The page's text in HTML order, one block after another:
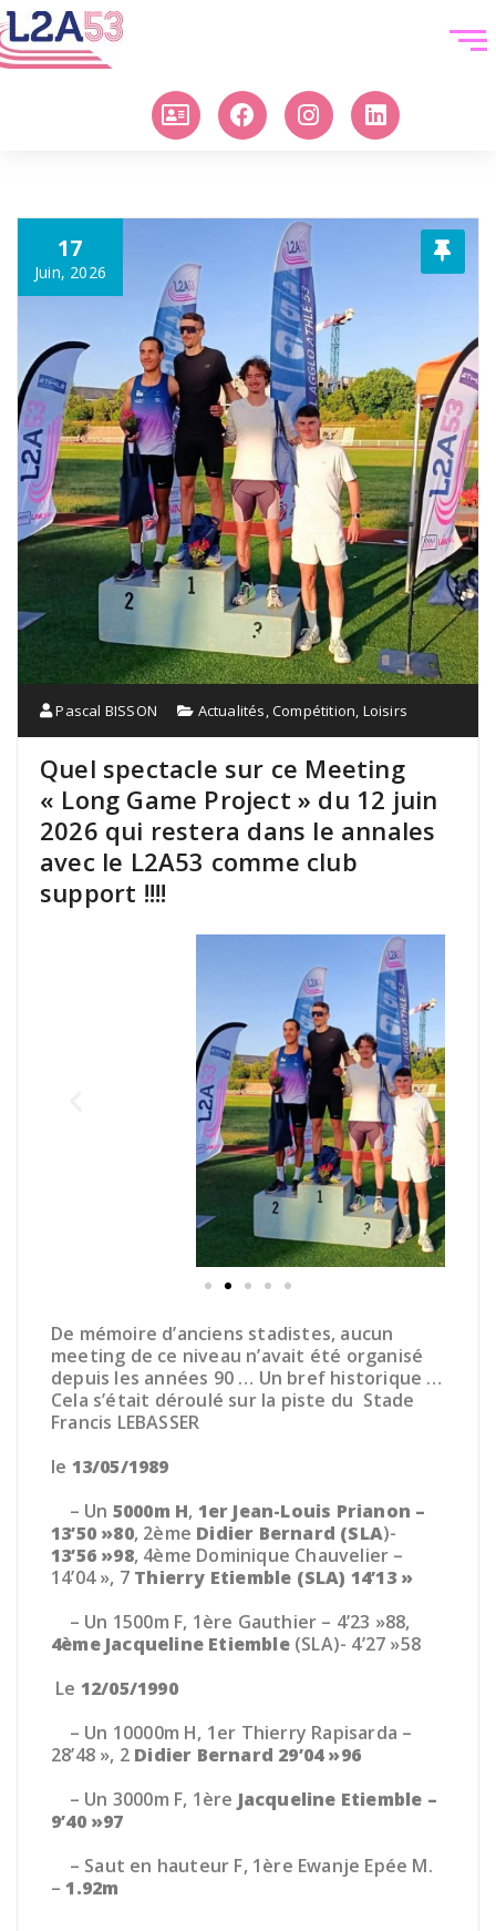
17
Juin, 2026
Pascal BISSON Actualités,Compétition, Loisirs
Quel spectacle sur ce Meeting
« Long Game Project » du 12 juin
2026 qui restera dans le annales
avec le L2A53 comme club
support !!!!
De mémoire d’anciens stadistes, aucun
meeting de ce niveau n’avait été organisé
depuis les années 90 … Un bref historique …
Cela s’était déroulé sur la piste du Stade
Francis LEBASSER
le 13/05/1989
– Un 5000m H, 1er Jean-Louis Prianon –
13’50 »80, 2ème Didier Bernard (SLA)-
13’56 »98, 4ème Dominique Chauvelier –
14’04 », 7 Thierry Etiemble (SLA) 14’13 »
– Un 1500m F, 1ère Gauthier – 4’23 »88,
4ème Jacqueline Etiemble(SLA)- 4’27 »58
Le 12/05/1990
– Un 10000m H, 1er Thierry Rapisarda –
28’48 », 2 Didier Bernard 29’04 »96
– Un 3000m F, 1ère Jacqueline Etiemble –
9’40 »97
– Saut en hauteur F, 1ère Ewanje Epée M.
–1.92m